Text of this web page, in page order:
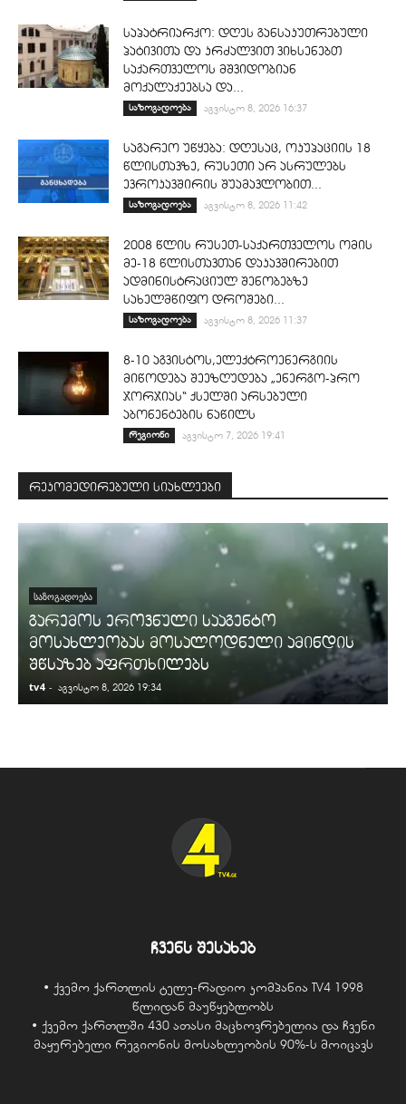
საპატრიარქო: დღეს განსაკუთრებული
პატივითა და კრძალვით ვიხსენებთ
საქართველოს მშვიდობიან
მოქალაქეებსა და...
საზოგადოება აგვისტო 8, 2026 16:37
საგარეო უწყება: დღესაც, ოკუპაციის 18
წლისთავზე, რუსეთი არ ასრულებს
ევროკავშირის შუამავლობით...
საზოგადოება აგვისტო 8, 2026 11:42
2008 წლის რუსეთ-საქართველოს ომის
მე-18 წლისთავთან დაკავშირებით
ადმინისტრაციულ შენობებზე
სახელმწიფო დროშები...
საზოგადოება აგვისტო 8, 2026 11:37
8-10 აგვისტოს,ელექტროენერგიის
მიწოდება შეეზღუდება „ენერგო-პრო
ჯორჯიას“ ქსელში არსებული
აბონენტების ნაწილს
რეგიონი აგვისტო 7, 2026 19:41
რეკომედირებული სიახლეები
ᲡᲐᲖᲝᲒᲐᲓᲝᲔᲑᲐ
გარემოს ეროვნული სააგენტო
მოსახლეობას მოსალოდნელი ამინდის
შწსაზებ აფრთხილებს
tv4 - აგვისტო 8, 2026 19:34
ჩვენს შესახებ
• ქვემო ქართლის ტელე-რადიო კომპანია TV4 1998
წლიდან მაუწყებლობს
• ქვემო ქართლში 430 ათასი მაცხოვრებელია და ჩვენი
მაყურებელი რეგიონის მოსახლეობის 90%-ს მოიცავს